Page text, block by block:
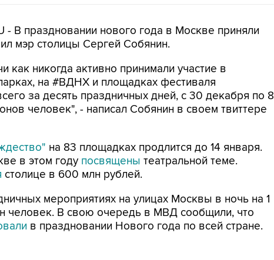
- В праздновании нового года в Москве приняли
мэр столицы Сергей Собянин.
как никогда активно принимали участие в
на #ВДНХ и площадках фестиваля
за десять праздничных дней, с 30 декабря по 8
человек", - написал Собянин в своем твиттере
на 83 площадках продлится до 14 января.
в этом году посвящены театральной теме.
столице в 600 млн рублей.
мероприятиях на улицах Москвы в ночь на 1
человек. В свою очередь в МВД сообщили, что
в праздновании Нового года по всей стране.